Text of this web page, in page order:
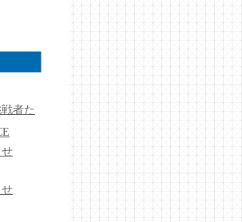
者た